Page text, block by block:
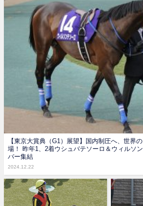
【東京大賞典（G1）展望】国内制圧へ、世界
場！ 昨年1、2着ウシュバテソーロ＆ウィルソ
バー集結
2024.12.22